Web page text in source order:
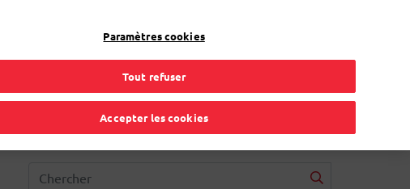
Professionnel
eShop
Paramètres cookies
Tout refuser
Accepter les cookies